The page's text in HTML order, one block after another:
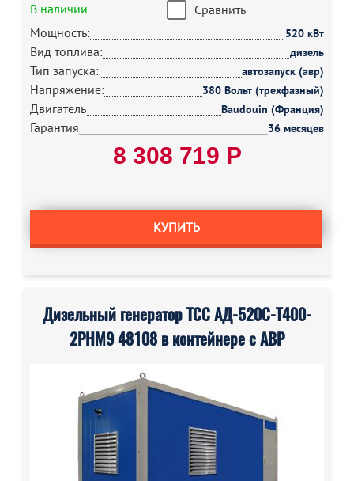
В наличии
Сравнить
Мощность:
520 кВт
Вид топлива: дизель
Тип запуска: автозапуск (авр)
Напряжение: 380 Вольт (трехфазный)
Двигатель Baudouin (Франция)
Гарантия 36 месяцев
8 308 719 Р
КУПИТЬ
Дизельный генератор ТСС АД-520С-Т400-
2РНМ9 48108 в контейнере с АВР